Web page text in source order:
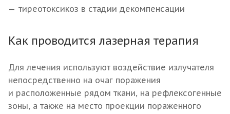
тиреотоксикоз в стадии декомпенсации
Как проводится лазерная терапия
Для лечения используют воздействие излучателя
непосредственно на очаг поражения
и расположенные рядом ткани, на рефлексогенные
зоны, а также на место проекции пораженного